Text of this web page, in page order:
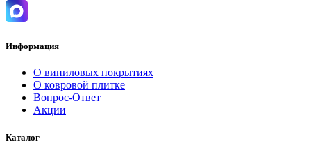
Информация
О виниловых покрытиях
О ковровой плитке
Вопрос-Ответ
Акции
Каталог